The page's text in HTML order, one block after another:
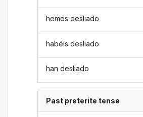
hemos desliado
habéis desliado
han desliado
Past preterite tense